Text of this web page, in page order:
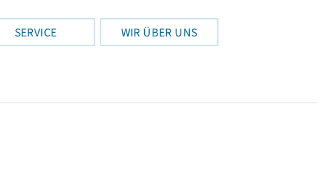
SERVICE WIR ÜBER UNS